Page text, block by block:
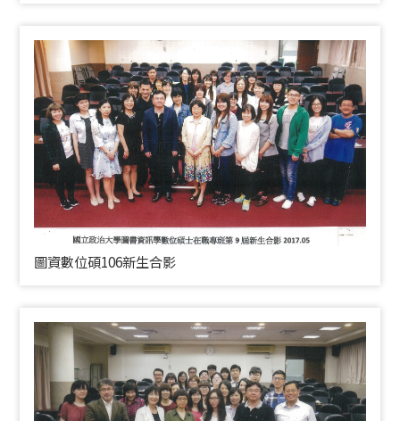
圖資數位碩106新生合影